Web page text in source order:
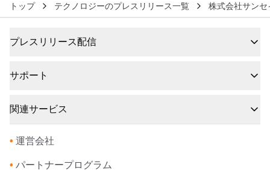
トップ テクノロジーのプレスリリース一覧 株式会社サンセ
プレスリリース配信
サポート
関連サービス
• 運営会社
• パートナープログラム